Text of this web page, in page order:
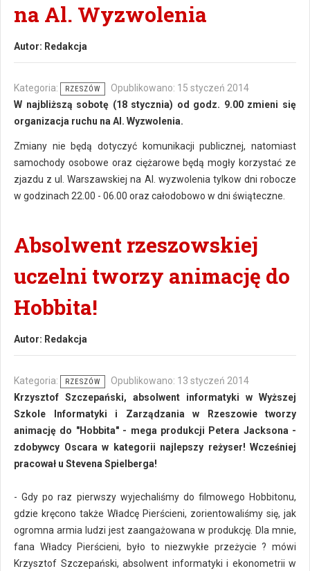
na Al. Wyzwolenia
Autor: Redakcja
Kategoria: RZESZÓW
Opublikowano: 15 styczeń 2014
W najbliższą sobotę (18 stycznia) od godz. 9.00 zmieni się
organizacja ruchu na Al. Wyzwolenia.
Zmiany nie będą dotyczyć komunikacji publicznej, natomiast
samochody osobowe oraz ciężarowe będą mogły korzystać ze
zjazdu z ul. Warszawskiej na Al. wyzwolenia tylkow dni robocze
w godzinach 22.00 - 06.00 oraz całodobowo w dni świąteczne.
Absolwent rzeszowskiej
uczelni tworzy animację do
Hobbita!
Autor: Redakcja
Kategoria: RZESZÓW
Opublikowano: 13 styczeń 2014
Krzysztof Szczepański, absolwent informatyki w Wyższej
Szkole Informatyki i Zarządzania w Rzeszowie tworzy
animację do "Hobbita" - mega produkcji Petera Jacksona -
zdobywcy Oscara w kategorii najlepszy reżyser! Wcześniej
pracował u Stevena Spielberga!
- Gdy po raz pierwszy wyjechaliśmy do filmowego Hobbitonu,
gdzie kręcono także Władcę Pierścieni, zorientowaliśmy się, jak
ogromna armia ludzi jest zaangażowana w produkcję. Dla mnie,
fana Władcy Pierścieni, było to niezwykłe przeżycie ? mówi
Krzysztof Szczepański, absolwent informatyki i ekonometrii w